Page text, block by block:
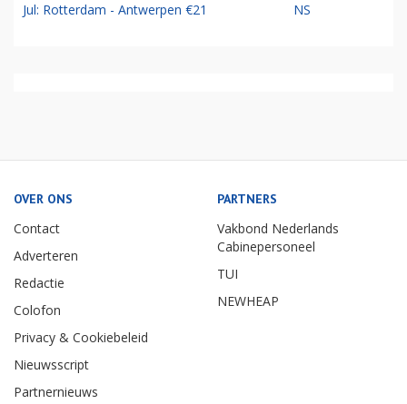
Jul: Rotterdam - Antwerpen €21 NS
OVER ONS
Contact
Adverteren
Redactie
Colofon
Privacy & Cookiebeleid
Nieuwsscript
Partnernieuws
PARTNERS
Vakbond Nederlands
Cabinepersoneel
TUI
NEWHEAP